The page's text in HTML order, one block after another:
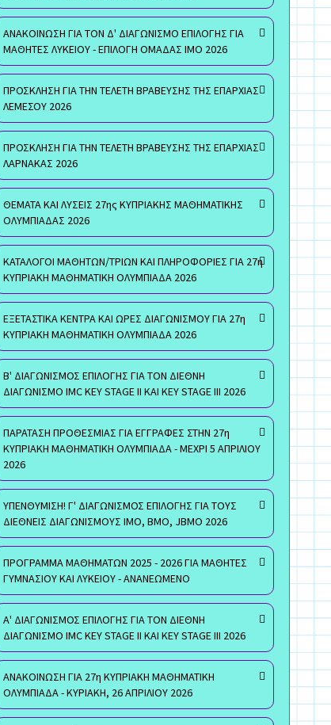
ΑΝΑΚΟΙΝΩΣΗ ΓΙΑ ΤΟΝ Δ' ΔΙΑΓΩΝΙΣΜΟ ΕΠΙΛΟΓΗΣ ΓΙΑ
ΜΑΘΗΤΕΣ ΛΥΚΕΙΟΥ - ΕΠΙΛΟΓΗ ΟΜΑΔΑΣ ΙΜΟ 2026
ΠΡΟΣΚΛΗΣΗ ΓΙΑ ΤΗΝ ΤΕΛΕΤΗ ΒΡΑΒΕΥΣΗΣ ΤΗΣ ΕΠΑΡΧΙΑΣ
ΛΕΜΕΣΟΥ 2026
ΠΡΟΣΚΛΗΣΗ ΓΙΑ ΤΗΝ ΤΕΛΕΤΗ ΒΡΑΒΕΥΣΗΣ ΤΗΣ ΕΠΑΡΧΙΑΣ
ΛΑΡΝΑΚΑΣ 2026
ΘΕΜΑΤΑ ΚΑΙ ΛΥΣΕΙΣ 27ης ΚΥΠΡΙΑΚΗΣ ΜΑΘΗΜΑΤΙΚΗΣ
ΟΛΥΜΠΙΑΔΑΣ 2026
ΚΑΤΑΛΟΓΟΙ ΜΑΘΗΤΩΝ/ΤΡΙΩΝ ΚΑΙ ΠΛΗΡΟΦΟΡΙΕΣ ΓΙΑ 27η
ΚΥΠΡΙΑΚΗ ΜΑΘΗΜΑΤΙΚΗ ΟΛΥΜΠΙΑΔΑ 2026
ΕΞΕΤΑΣΤΙΚΑ ΚΕΝΤΡΑ ΚΑΙ ΩΡΕΣ ΔΙΑΓΩΝΙΣΜΟΥ ΓΙΑ 27η
ΚΥΠΡΙΑΚΗ ΜΑΘΗΜΑΤΙΚΗ ΟΛΥΜΠΙΑΔΑ 2026
Β' ΔΙΑΓΩΝΙΣΜΟΣ ΕΠΙΛΟΓΗΣ ΓΙΑ ΤΟΝ ΔΙΕΘΝΗ
ΔΙΑΓΩΝΙΣΜΟ IMC KEY STAGE II ΚΑΙ KEY STAGE III 2026
ΠΑΡΑΤΑΣΗ ΠΡΟΘΕΣΜΙΑΣ ΓΙΑ ΕΓΓΡΑΦΕΣ ΣΤΗΝ 27η
ΚΥΠΡΙΑΚΗ ΜΑΘΗΜΑΤΙΚΗ ΟΛΥΜΠΙΑΔΑ - ΜΕΧΡΙ 5 ΑΠΡΙΛΙΟΥ
2026
ΥΠΕΝΘΥΜΙΣΗ! Γ' ΔΙΑΓΩΝΙΣΜΟΣ ΕΠΙΛΟΓΗΣ ΓΙΑ ΤΟΥΣ
ΔΙΕΘΝΕΙΣ ΔΙΑΓΩΝΙΣΜΟΥΣ ΙΜΟ, ΒΜΟ, JBMO 2026
ΠΡΟΓΡΑΜΜΑ ΜΑΘΗΜΑΤΩΝ 2025 - 2026 ΓΙΑ ΜΑΘΗΤΕΣ
ΓΥΜΝΑΣΙΟΥ ΚΑΙ ΛΥΚΕΙΟΥ - ΑΝΑΝΕΩΜΕΝΟ
Α' ΔΙΑΓΩΝΙΣΜΟΣ ΕΠΙΛΟΓΗΣ ΓΙΑ ΤΟΝ ΔΙΕΘΝΗ
ΔΙΑΓΩΝΙΣΜΟ IMC KEY STAGE II ΚΑΙ KEY STAGE III 2026
ΑΝΑΚΟΙΝΩΣΗ ΓΙΑ 27η ΚΥΠΡΙΑΚΗ ΜΑΘΗΜΑΤΙΚΗ
ΟΛΥΜΠΙΑΔΑ - ΚΥΡΙΑΚΗ, 26 ΑΠΡΙΛΙΟΥ 2026